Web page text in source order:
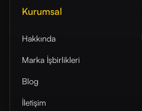
Kurumsal
Hakkında
Marka İşbirlikleri
Blog
İletişim